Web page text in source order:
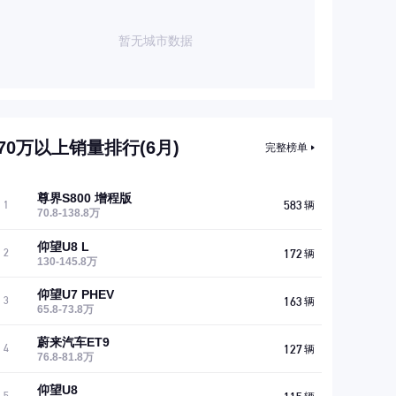
暂无城市数据
万以上销量排行(6月) 完整榜单
1 尊界S800 增程版
70.8-138.8万
583 辆
2 仰望U8 L
130-145.8万
172 辆
3 仰望U7 PHEV
65.8-73.8万
163 辆
4 蔚来汽车ET9
76.8-81.8万
127辆
仰望U8